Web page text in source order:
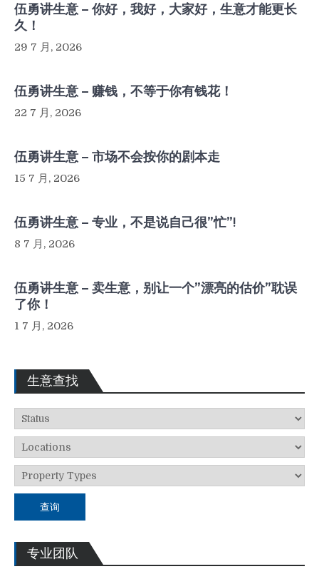
伍勇讲生意 – 你好，我好，大家好，生意才能更长
久！
29 7 月, 2026
伍勇讲生意 – 赚钱，不等于你有钱花！
22 7 月, 2026
伍勇讲生意 – 市场不会按你的剧本走
15 7 月, 2026
伍勇讲生意 – 专业，不是说自己很”忙”!
8 7 月, 2026
伍勇讲生意 – 卖生意，别让一个”漂亮的估价”耽误
了你！
1 7 月, 2026
生意查找
查询
专业团队